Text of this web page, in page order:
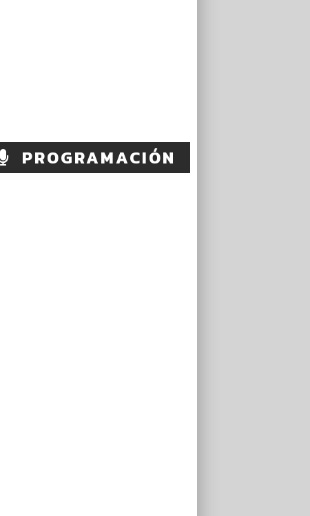
PROGRAMACIÓN